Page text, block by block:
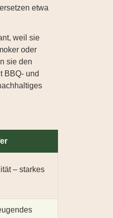
etwa
weil sie
oder
sie den
BBQ- und
– starkes